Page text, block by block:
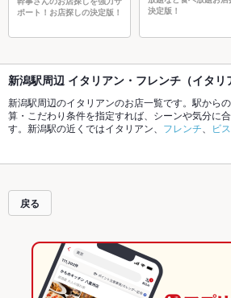
ポート！お店探しの決定版！
決定版！
新潟駅周辺 イタリアン・フレンチ（イタリ
新潟駅周辺のイタリアンのお店一覧です。駅から
算・こだわり条件を指定すれば、シーンや気分に
す。新潟駅の近くではイタリアン、 フレンチ ビ
や
店の最新情報をご紹介しているので安心！24時間
トやパーティーにもお得に便利にホットペッパー
戻る